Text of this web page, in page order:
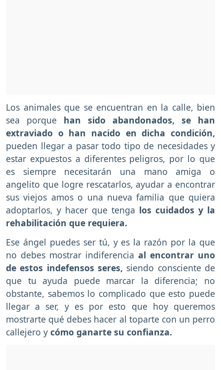
Los animales que se encuentran en la calle, bien
sea porque han sido abandonados, se han
extraviado o han nacido en dicha condición,
pueden llegar a pasar todo tipo de necesidades y
estar expuestos a diferentes peligros, por lo que
es siempre necesitarán una mano amiga o
angelito que logre rescatarlos, ayudar a encontrar
sus viejos amos o una nueva familia que quiera
adoptarlos, y hacer que tenga los cuidados y la
rehabilitación que requiera.
Ese ángel puedes ser tú, y es la razón por la que
no debes mostrar indiferencia al encontrar uno
de estos indefensos seres, siendo consciente de
que tu ayuda puede marcar la diferencia; no
obstante, sabemos lo complicado que esto puede
llegar a ser, y es por esto que hoy queremos
mostrarte qué debes hacer al toparte con un perro
callejero y cómo ganarte su confianza.